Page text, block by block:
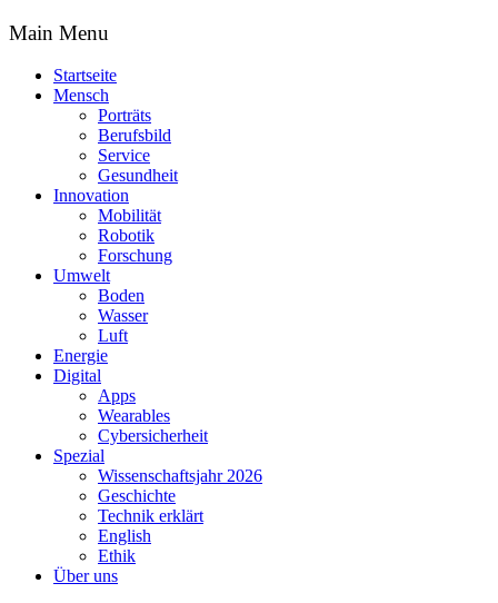
Main Menu
Startseite
Mensch
Porträts
Berufsbild
Service
Gesundheit
Innovation
Mobilität
Robotik
Forschung
Umwelt
Boden
Wasser
Luft
Energie
Digital
Apps
Wearables
Cybersicherheit
Spezial
Wissenschaftsjahr 2026
Geschichte
Technik erklärt
English
Ethik
Über uns